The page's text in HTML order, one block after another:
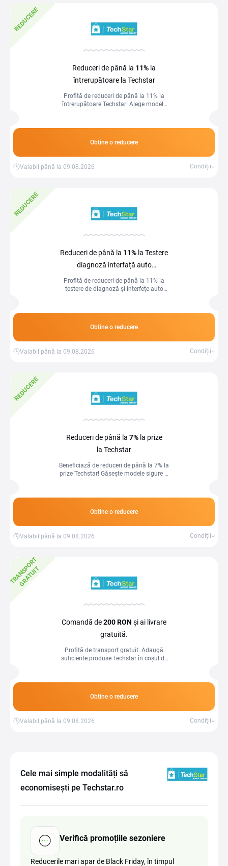
REDUCERE
Reduceri de până la 11% la
întrerupătoare la Techstar
Profită de reduceri de până la 11% la
întrerupătoare Techstar! Alege modele
Obține o reducere
Valabil până la 09.08.2026 Condiții
REDUCERE
Reduceri de până la 11% la Testere
diagnoză interfață auto
la Techstar
Profită de reduceri de până la 11% la
testere de diagnoză și interfețe auto
Obține o reducere
Valabil până la 09.08.2026 Condiții
REDUCERE
Reduceri de până la 7%la prize
la Techstar
Beneficiază de reduceri de până la 7% la
prize Techstar! Găsește modele sigure și
Obține o reducere
Valabil până la 09.08.2026 Condiții
T
R
A
N
S
P
O
R
T
G
R
A
T
U
I
T
Comandă de200 RON și ai livrare
gratuită.
Profită de transport gratuit: Adaugă
suficiente produse Techstar în coșul de
economisești la costurile de transport.
Obține o reducere
Valabil până la 09.08.2026 Condiții
Cele mai simple modalități să
economisești pe Techstar.ro
Verifică promoțiile sezoniere
Reducerile mari apar de Black Friday, în timpul